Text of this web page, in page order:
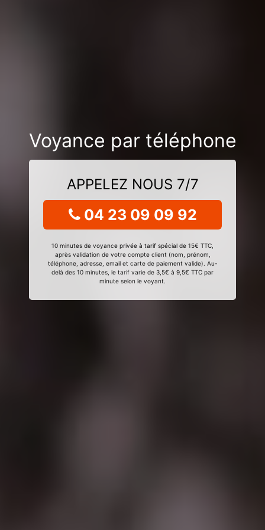
Voyance par téléphone
APPELEZ NOUS 7/7
04 23 09 09 92
10 minutes de voyance privée à tarif spécial de 15€ TTC,
après validation de votre compte client (nom, prénom,
téléphone, adresse, email et carte de paiement valide). Au-
delà des 10 minutes, le tarif varie de 3,5€ à 9,5€ TTC par
minute selon le voyant.